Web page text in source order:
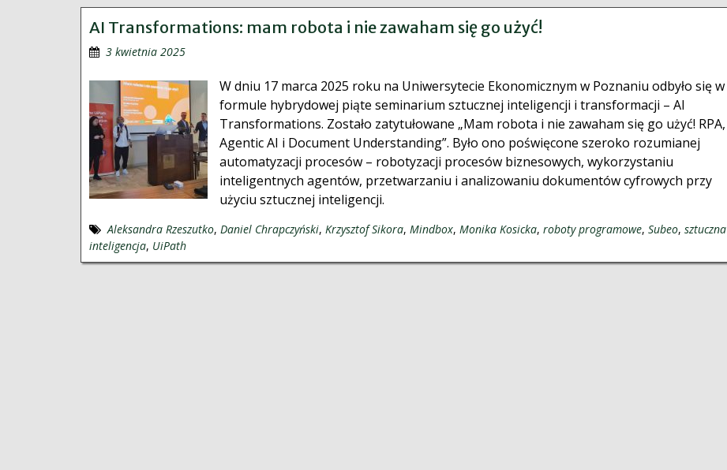
AI Transformations: mam robota i nie zawaham się go użyć!
3 kwietnia 2025
W dniu 17 marca 2025 roku na Uniwersytecie Ekonomicznym w Poznaniu odbyło się w
formule hybrydowej piąte seminarium sztucznej inteligencji i transformacji – AI
Transformations. Zostało zatytułowane „Mam robota i nie zawaham się go użyć! RPA,
Agentic AI i Document Understanding”. Było ono poświęcone szeroko rozumianej
automatyzacji procesów – robotyzacji procesów biznesowych, wykorzystaniu
inteligentnych agentów, przetwarzaniu i analizowaniu dokumentów cyfrowych przy
użyciu sztucznej inteligencji.
Aleksandra Rzeszutko, Daniel Chrapczyński, Krzysztof Sikora, Mindbox, Monika Kosicka, roboty programowe, Subeo, sztuczna
inteligencja, UiPath